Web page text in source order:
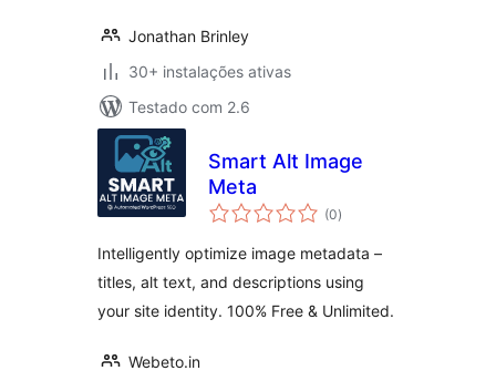
Jonathan Brinley
30+ instalações ativas
Testado com 2.6
Smart Alt Image
Meta
(0avaliações
totais
)
Intelligently optimize image metadata –
titles, alt text, and descriptions using
your site identity. 100% Free & Unlimited.
Webeto.in